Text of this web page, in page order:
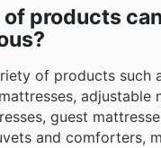
de qualité
products
of products such
adjustable
guest
and comforters,